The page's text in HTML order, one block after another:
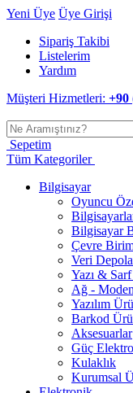
Yeni Üye Üye Girişi
Sipariş Takibi
Listelerim
Yardım
Müşteri Hizmetleri: +90
Sepetim
Tüm Kategoriler
Bilgisayar
Oyuncu
Bilgisayar
Çevre
Veri
Yazı &
Ağ -
Yazılım
Barkod
Aksesuarlar
Güç
Kulaklık
Kurumsal